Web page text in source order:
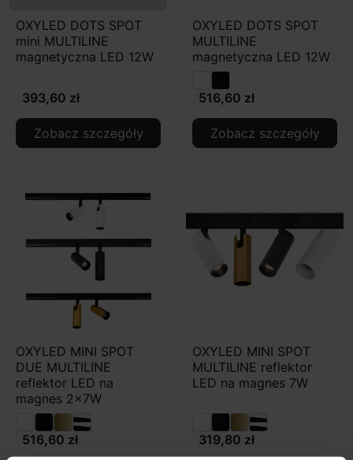
OXYLED DOTS SPOT
mini MULTILINE
magnetyczna LED 12W
393,60 zł
Zobacz szczegóły
OXYLED DOTS SPOT
MULTILINE
magnetyczna LED 12W
516,60 zł
Zobacz szczegóły
OXYLED MINI SPOT
DUE MULTILINE
reflektor LED na
magnes 2x7W
516,60 zł
OXYLED MINI SPOT
MULTILINE reflektor
LED na magnes 7W
319,80 zł